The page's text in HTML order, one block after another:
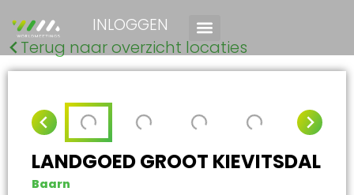
INLOGGEN
Terug naar overzicht locaties
LANDGOED GROOT KIEVITSDAL
Baarn